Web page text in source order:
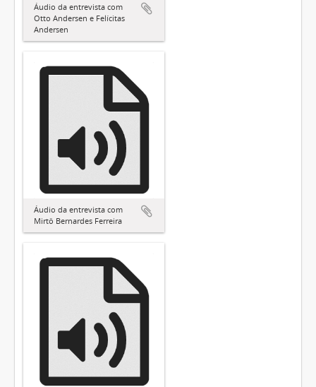
Áudio da entrevista com
Otto Andersen e Felícitas
Andersen
Áudio da entrevista com
Mirtô Bernardes Ferreira